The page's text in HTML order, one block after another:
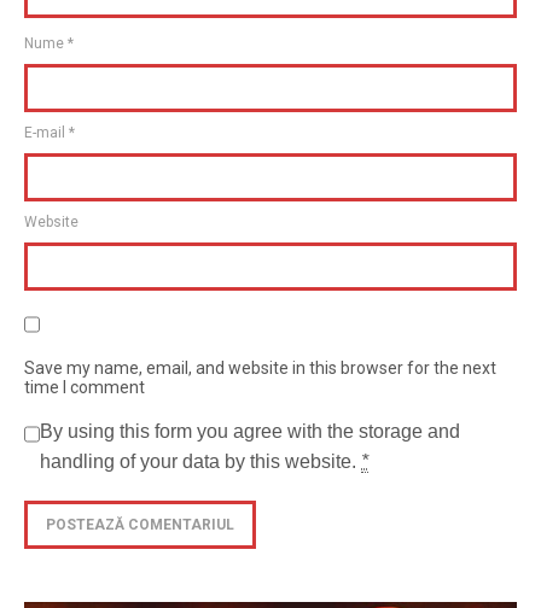
Nume *
E-mail *
Website
Save my name, email, and website in this browser for the next
time I comment
By using this form you agree with the storage and
handling of your data by this website. *